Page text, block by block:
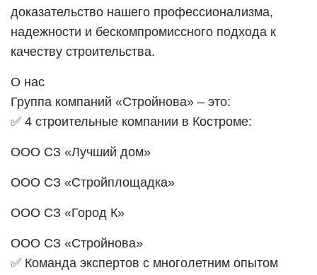
доказательство нашего профессионализма,
надежности и бескомпромиссного подхода к
качеству строительства.
О нас
Группа компаний «Стройнова» – это:
✅ 4 строительные компании в Костроме:
ООО СЗ «Лучший дом»
ООО СЗ «Стройплощадка»
ООО СЗ «Город К»
ООО СЗ «Стройнова»
✅ Команда экспертов с многолетним опытом